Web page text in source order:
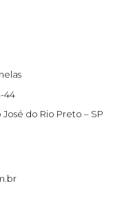
44
José do Rio Preto – SP